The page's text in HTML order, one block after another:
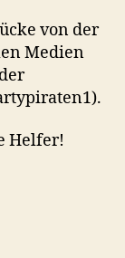
von der
Medien
Helfer!